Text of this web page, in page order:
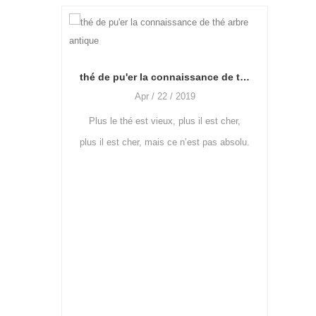
thé de pu'er la connaissance de thé arbre antique
Apr / 22 / 2019
Plus le thé est vieux, plus il est cher,
plus il est cher, mais ce n’est pas absolu.